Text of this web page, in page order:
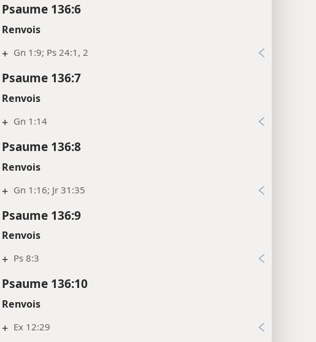
Psaume 136:6
Renvois
+ Gn 1:9; Ps 24:1, 2
Psaume 136:7
Renvois
+ Gn 1:14
Psaume 136:8
Renvois
+ Gn 1:16; Jr 31:35
Psaume 136:9
Renvois
+ Ps 8:3
Psaume 136:10
Renvois
+ Ex 12:29